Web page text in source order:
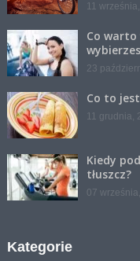
11
Co warto
23
Co to
11 grudnia,
Kiedy
tłuszcz?
07
Kategorie